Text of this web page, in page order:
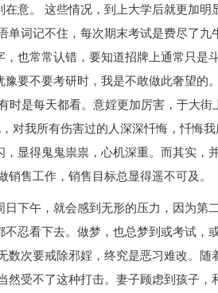
意。 这些情况，到上大学后就更加明
词记不住，每次期末考试是费尽了九
也常常认错，要知道招牌上通常只是斗
要不要考研时，我是不敢做此奢望的
是每天都看。意婬更加厉害，于大街
对我所有伤害过的人深深忏悔，忏悔
显得鬼鬼祟祟，心机深重。而其实，
售工作，销售目标总显得遥不可及。
下午，就会感到无形的压力，因为第二
忍看下去。做梦，也总梦到或考试，
次要戒除邪婬，终究是恶习难改。随
受不了这种打击。妻子顾虑到孩子，